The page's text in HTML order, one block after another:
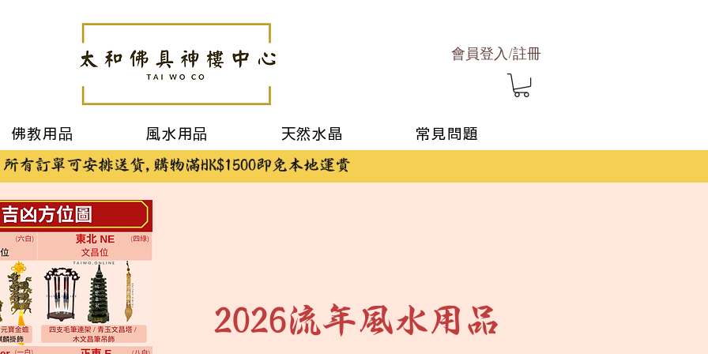
會員登入/註冊
佛教用品 風水用品 天然水晶 常見問題
所有訂單可安排送貨,購物滿HK$1500即免本地運費
2026流年風水用品